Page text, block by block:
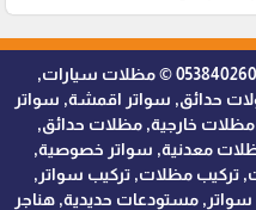
ظلال التميز للمظلات والسواتر - 0538402607 © مظلات سيارات,
حدائق, سواتر اقمشة, سواتر
خارجية, مظلات حدائق,
معدنية, سواتر خصوصية,
تركيب مظلات, تركيب سواتر,
مستودعات حديدية, هناجر